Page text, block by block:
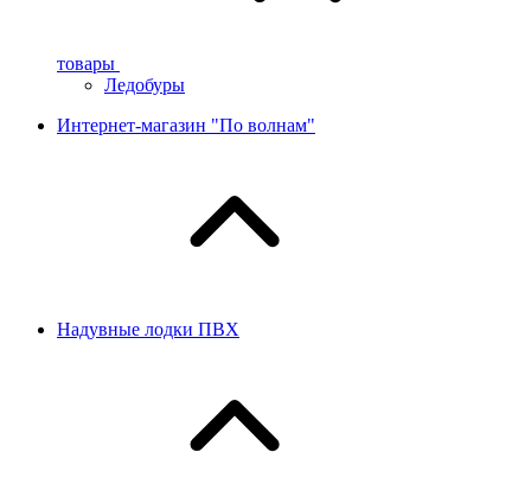
товары
Ледобуры
Интернет-магазин "По волнам"
Надувные лодки ПВХ